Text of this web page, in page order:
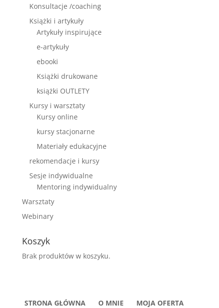
Konsultacje /coaching
Książki i artykuły
Artykuły inspirujące
e-artykuły
ebooki
Książki drukowane
książki OUTLETY
Kursy i warsztaty
Kursy online
kursy stacjonarne
Materiały edukacyjne
rekomendacje i kursy
Sesje indywidualne
Mentoring indywidualny
Warsztaty
Webinary
Koszyk
Brak produktów w koszyku.
STRONA GŁÓWNA O MNIE MOJA OFERTA